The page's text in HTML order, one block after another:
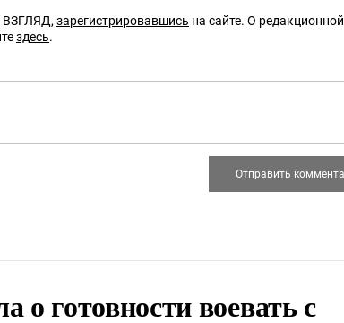
ВЗГЛЯД, зарегистрировавшись на сайте. О редакционной
здесь.
о готовности воевать с